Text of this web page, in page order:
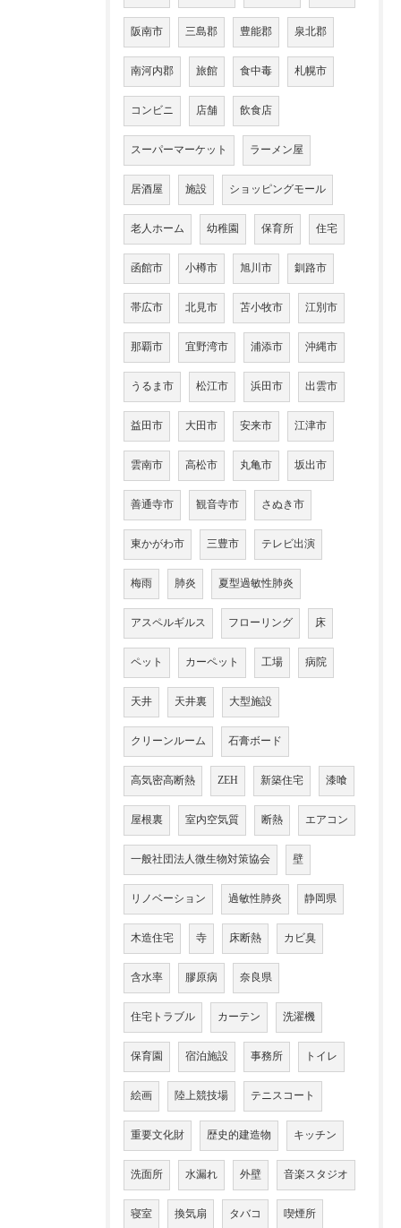
阪南市 三島郡 豊能郡 泉北郡
南河内郡 旅館 食中毒 札幌市
コンビニ 店舗 飲食店
スーパーマーケット ラーメン屋
居酒屋 施設 ショッピングモール
老人ホーム 幼稚園 保育所 住宅
函館市 小樽市 旭川市 釧路市
帯広市 北見市 苫小牧市 江別市
那覇市 宜野湾市 浦添市 沖縄市
うるま市 松江市 浜田市 出雲市
益田市 大田市 安来市 江津市
雲南市 高松市 丸亀市 坂出市
善通寺市 観音寺市 さぬき市
東かがわ市 三豊市 テレビ出演
梅雨 肺炎 夏型過敏性肺炎
アスペルギルス フローリング 床
ペット カーペット 工場 病院
天井 天井裏 大型施設
クリーンルーム 石膏ボード
高気密高断熱 ZEH 新築住宅 漆喰
屋根裏 室内空気質 断熱 エアコン
一般社団法人微生物対策協会 壁
リノベーション 過敏性肺炎 静岡県
木造住宅 寺 床断熱 カビ臭
含水率 膠原病 奈良県
住宅トラブル カーテン 洗濯機
保育園 宿泊施設 事務所 トイレ
絵画 陸上競技場 テニスコート
重要文化財 歴史的建造物 キッチン
洗面所 水漏れ 外壁 音楽スタジオ
寝室 換気扇 タバコ 喫煙所